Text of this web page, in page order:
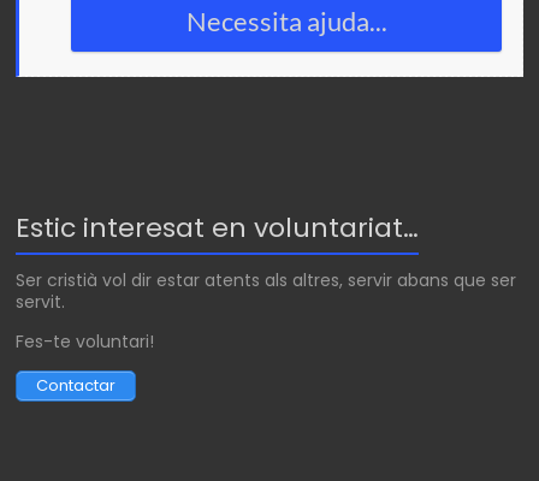
Necessita ajuda...
Estic interesat en voluntariat…
Ser cristià vol dir estar atents als altres, servir abans que ser
servit.
Fes-te voluntari!
Contactar